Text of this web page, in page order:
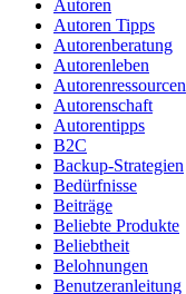
Autoren
Autoren Tipps
Autorenberatung
Autorenleben
Autorenressourcen
Autorenschaft
Autorentipps
B2C
Backup-Strategien
Bedürfnisse
Beiträge
Beliebte Produkte
Beliebtheit
Belohnungen
Benutzeranleitung